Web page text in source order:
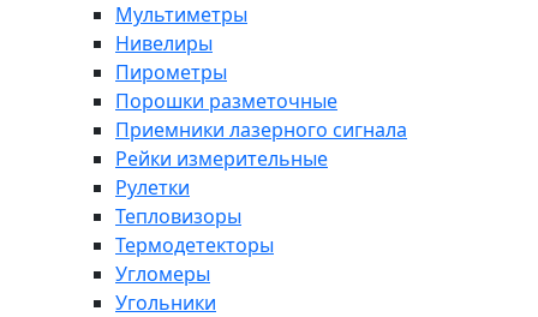
Мультиметры
Нивелиры
Пирометры
Порошки разметочные
Приемники лазерного сигнала
Рейки измерительные
Рулетки
Тепловизоры
Термодетекторы
Угломеры
Угольники